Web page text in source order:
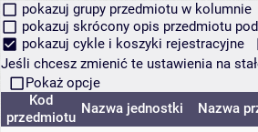
pokazuj grupy przedmiotu w kolumnie
pokazuj skrócony opis przedmiotu
pokazuj cykle i koszyki rejestracyjne
Jeśli chcesz zmienić te ustawienia na
Pokaż opcje
Kod
przedmiotu
Nazwa jednostki Nazwa